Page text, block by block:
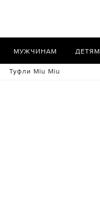
МУЖЧИНАМ ДЕТЯМ
Туфли Miu Miu